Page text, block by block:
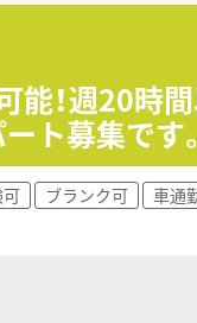
院です。
ん。
！週20時
ト募集です。
ブランク可 車通